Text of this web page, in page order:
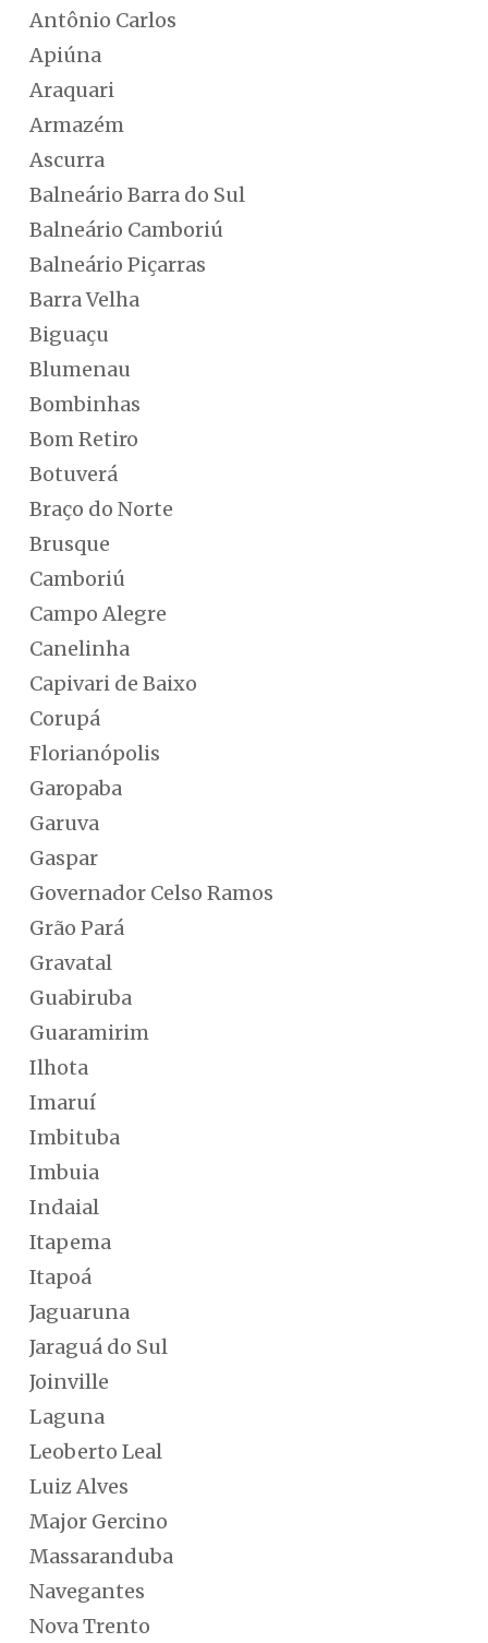
Antônio Carlos
Apiúna
Araquari
Armazém
Ascurra
Balneário Barra do Sul
Balneário Camboriú
Balneário Piçarras
Barra Velha
Biguaçu
Blumenau
Bombinhas
Bom Retiro
Botuverá
Braço do Norte
Brusque
Camboriú
Campo Alegre
Canelinha
Capivari de Baixo
Corupá
Florianópolis
Garopaba
Garuva
Gaspar
Governador Celso Ramos
Grão Pará
Gravatal
Guabiruba
Guaramirim
Ilhota
Imaruí
Imbituba
Imbuia
Indaial
Itapema
Itapoá
Jaguaruna
Jaraguá do Sul
Joinville
Laguna
Leoberto Leal
Luiz Alves
Major Gercino
Massaranduba
Navegantes
Nova Trento